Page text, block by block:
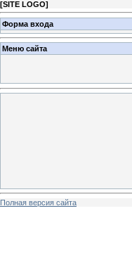
[SITE LOGO]
Форма входа
Меню сайта
Полная версия сайта